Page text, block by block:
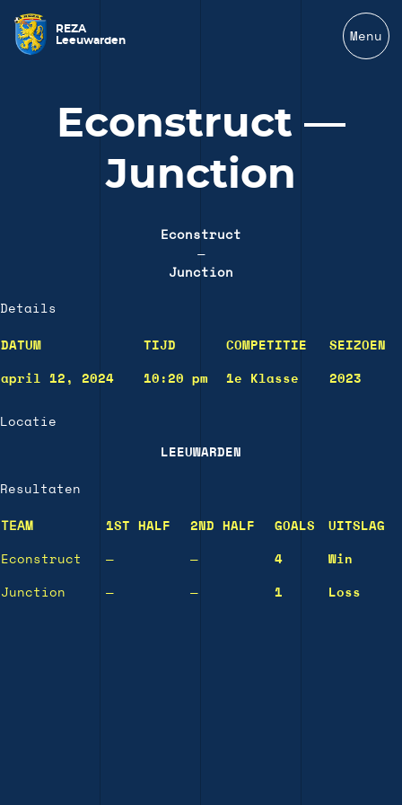
REZA
Leeuwarden
Menu
Econstruct —
Junction
Econstruct
—
Junction
Details
DATUM TIJD COMPETITIE SEIZOEN
april 12, 2024 10:20 pm 1e Klasse 2023
Locatie
LEEUWARDEN
Resultaten
TEAM 1ST HALF 2ND HALF GOALS UITSLAG
Econstruct — — 4 Win
Junction — — 1 Loss